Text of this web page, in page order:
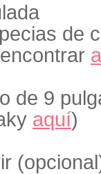
de
de 9
aquí)